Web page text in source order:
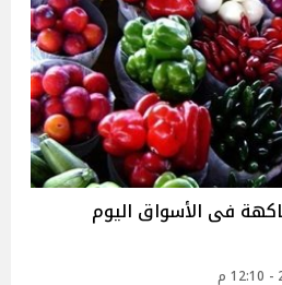
أسعار الخضراوات والفاكهة فى الأسواق‎‎ اليوم